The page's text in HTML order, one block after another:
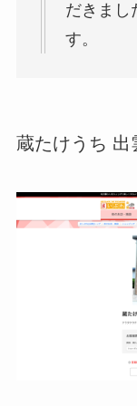
だきまし
す。
蔵たけうち 出